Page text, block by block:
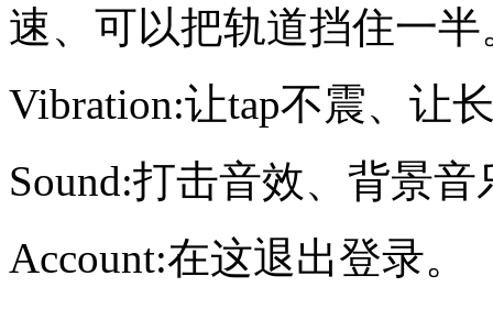
速、可以把轨道挡住一半
Vibration:让tap不震、让
Sound:打击音效、背景
Account:在这退出登录。